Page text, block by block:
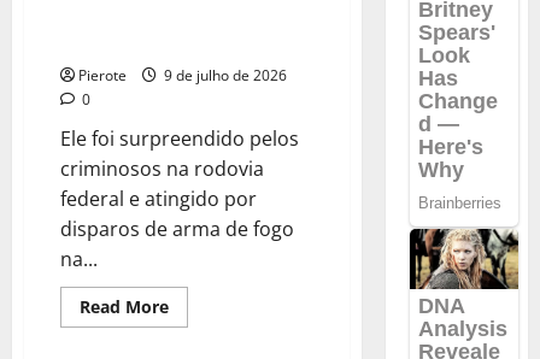
Pierote
9 de julho de 2026
0
Ele foi surpreendido pelos
criminosos na rodovia
federal e atingido por
disparos de arma de fogo
na...
Read MoreRead
more